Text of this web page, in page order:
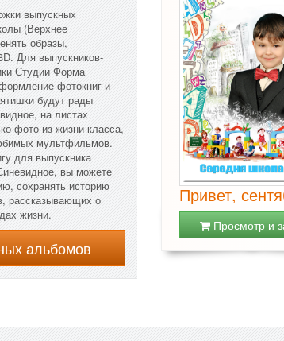
выпускных
(Верхнее
образы,
Для выпускников-
Студии Форма
фотокниг и
будут рады
на листах
фото из жизни класса,
мультфильмов.
для выпускника
вы можете
сохранять историю
рассказывающих о
жизни.
альбомов
Привет,
Просмотр и